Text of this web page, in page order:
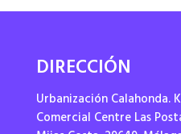
DIRECCIÓN
Urbanización Calahonda.
Comercial Centre Las